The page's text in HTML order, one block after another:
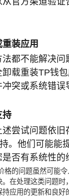
装应用
都不能解决问
载重装TP钱包
突或系统错误
持
尝试问题依旧
。他们可能能
否有系统性的
格的问题虽然可能
在处理这类问题时
应用的更新和良好